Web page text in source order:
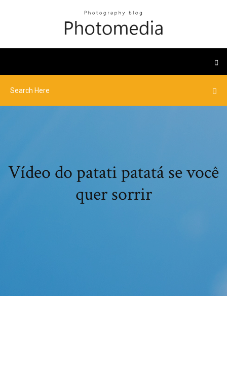
Vídeo do patati patatá se você
quer sorrir